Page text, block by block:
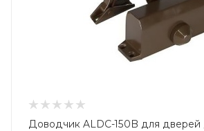
Доводчик ALDC-150B для дверей